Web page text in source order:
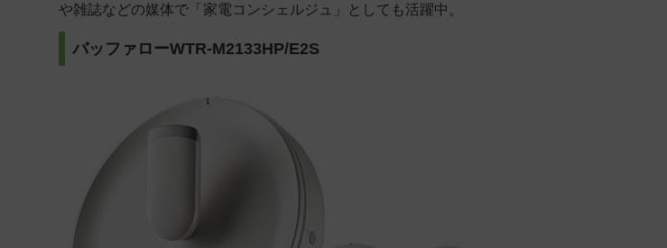
や雑誌などの媒体で「家電コンシェルジュ」としても活躍中。
バッファローWTR-M2133HP/E2S